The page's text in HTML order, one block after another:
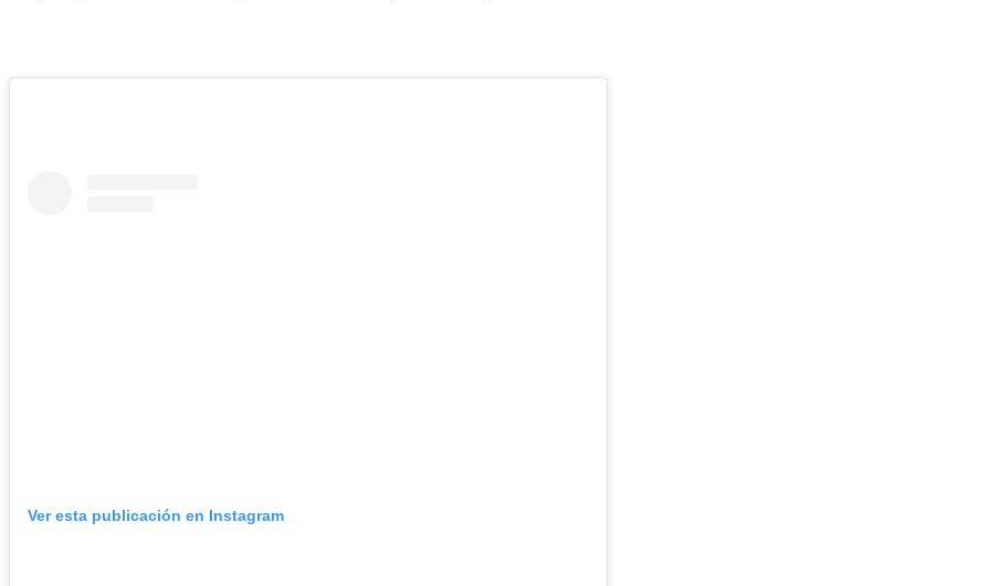
Ver esta publicación en Instagram